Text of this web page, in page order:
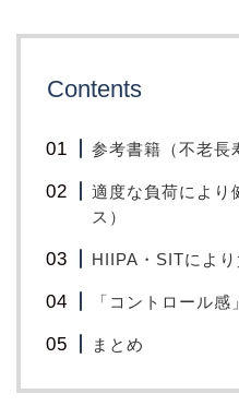
Contents
参考書籍（不老長
適度な負荷により
ス）
HIIPA・SITによ
「コントロール
まとめ